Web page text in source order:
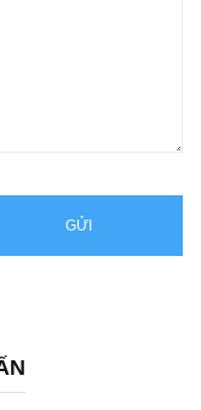
GỬI